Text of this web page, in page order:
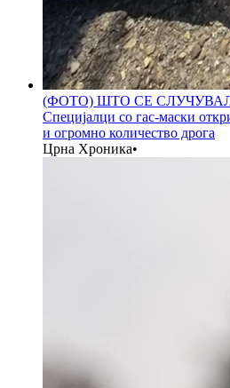
(ФОТО) ШТО СЕ
Специјалци со гас-маски
и огромно количество дрога
Црна Хроника•